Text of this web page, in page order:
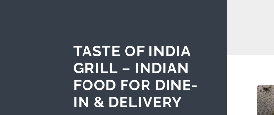
TASTE OF INDIA
GRILL – INDIAN
FOOD FOR DINE-
IN & DELIVERY